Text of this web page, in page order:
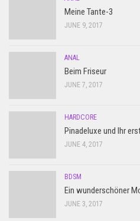
Meine Tante-3
JUNE 9, 2017
ANAL
Beim Friseur
JUNE 7, 2017
HARDCORE
Pinadeluxe und Ihr
JUNE 4, 2017
BDSM
Ein wunderschöner
JUNE 3, 2017